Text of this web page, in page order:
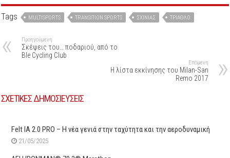
Tags MULTISPORTS TRANSITION SPORTS ΣΧΙΝΙΆΣ ΤΡΊΑΘΛΟ
Προηγούμενη
Σκέψεις του… ποδαριού, από το
Ble Cycling Club
Επόμενη
Η λίστα εκκίνησης του Milan-San
Remo 2017
ΣΧΕΤΙΚΕΣ ΔΗΜΟΣΙΕΥΣΕΙΣ
Felt IA 2.0 PRO – Η νέα γενιά στην ταχύτητα και την αεροδυναμική
21/05/2025